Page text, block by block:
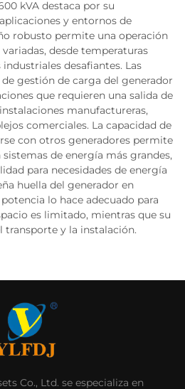
kVA destaca por su
y entornos de
robusto permite una operación
desde temperaturas
desafiantes. Las
gestión de carga del generador
que requieren una salida de
manufactureras,
comerciales. La capacidad de
con otros generadores permite
de energía más grandes,
para necesidades de energía
huella del generador en
lo hace adecuado para
es limitado, mientras que su
y la instalación.
Co., Ltd. se especializa en